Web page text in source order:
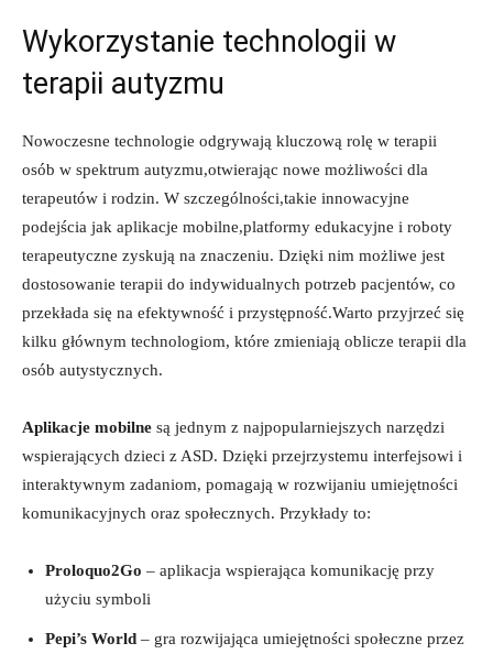
Wykorzystanie technologii w
terapii autyzmu
Nowoczesne technologie odgrywają kluczową rolę w terapii
osób w spektrum autyzmu,otwierając nowe możliwości dla
terapeutów i rodzin. W szczególności,takie innowacyjne
podejścia jak aplikacje mobilne,platformy edukacyjne i roboty
terapeutyczne zyskują na znaczeniu. Dzięki nim możliwe jest
dostosowanie terapii do indywidualnych potrzeb pacjentów, co
przekłada się na efektywność i przystępność.Warto przyjrzeć się
kilku głównym technologiom, które zmieniają oblicze terapii dla
osób autystycznych.
Aplikacje mobilne są jednym z najpopularniejszych narzędzi
wspierających dzieci z ASD. Dzięki przejrzystemu interfejsowi i
interaktywnym zadaniom, pomagają w rozwijaniu umiejętności
komunikacyjnych oraz społecznych. Przykłady to:
Proloquo2Go – aplikacja wspierająca komunikację przy
użyciu symboli
Pepi’s World – gra rozwijająca umiejętności społeczne przez